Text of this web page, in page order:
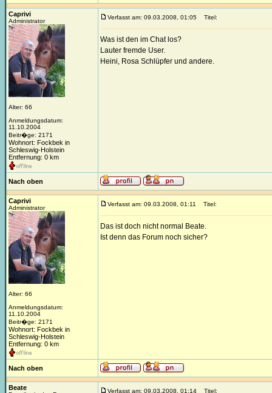
Caprivi
Administrator
Alter: 66
Anmeldungsdatum:
11.10.2004
Beitr�ge: 2171
Wohnort: Fockbek in
Schleswig-Holstein
Entfernung: 0 km
Verfasst am: 09.03.2008, 01:05 Titel:
Was ist den im Chat los?
Lauter fremde User.
Heini, Rosa Schlüpfer und andere.
Nach oben
Caprivi
Administrator
Alter: 66
Anmeldungsdatum:
11.10.2004
Beitr�ge: 2171
Wohnort: Fockbek in
Schleswig-Holstein
Entfernung: 0 km
Verfasst am: 09.03.2008, 01:11 Titel:
Das ist doch nicht normal Beate.
Ist denn das Forum noch sicher?
Nach oben
Beate Verfasst am: 09.03.2008, 01:14 Titel: